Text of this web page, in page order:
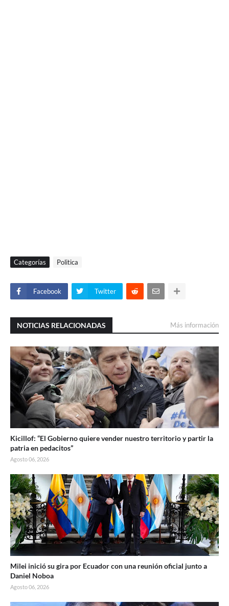
Categorías Politica
Facebook Twitter
NOTICIAS RELACIONADAS Más información
Kicillof: “El Gobierno quiere vender nuestro territorio y partir la
patria en pedacitos”
Agosto 06, 2026
Milei inició su gira por Ecuador con una reunión oficial junto a
Daniel Noboa
Agosto 06, 2026